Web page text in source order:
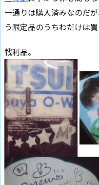
一通りは購入済みなのだ
う限定品のうちわだけは
戦利品。